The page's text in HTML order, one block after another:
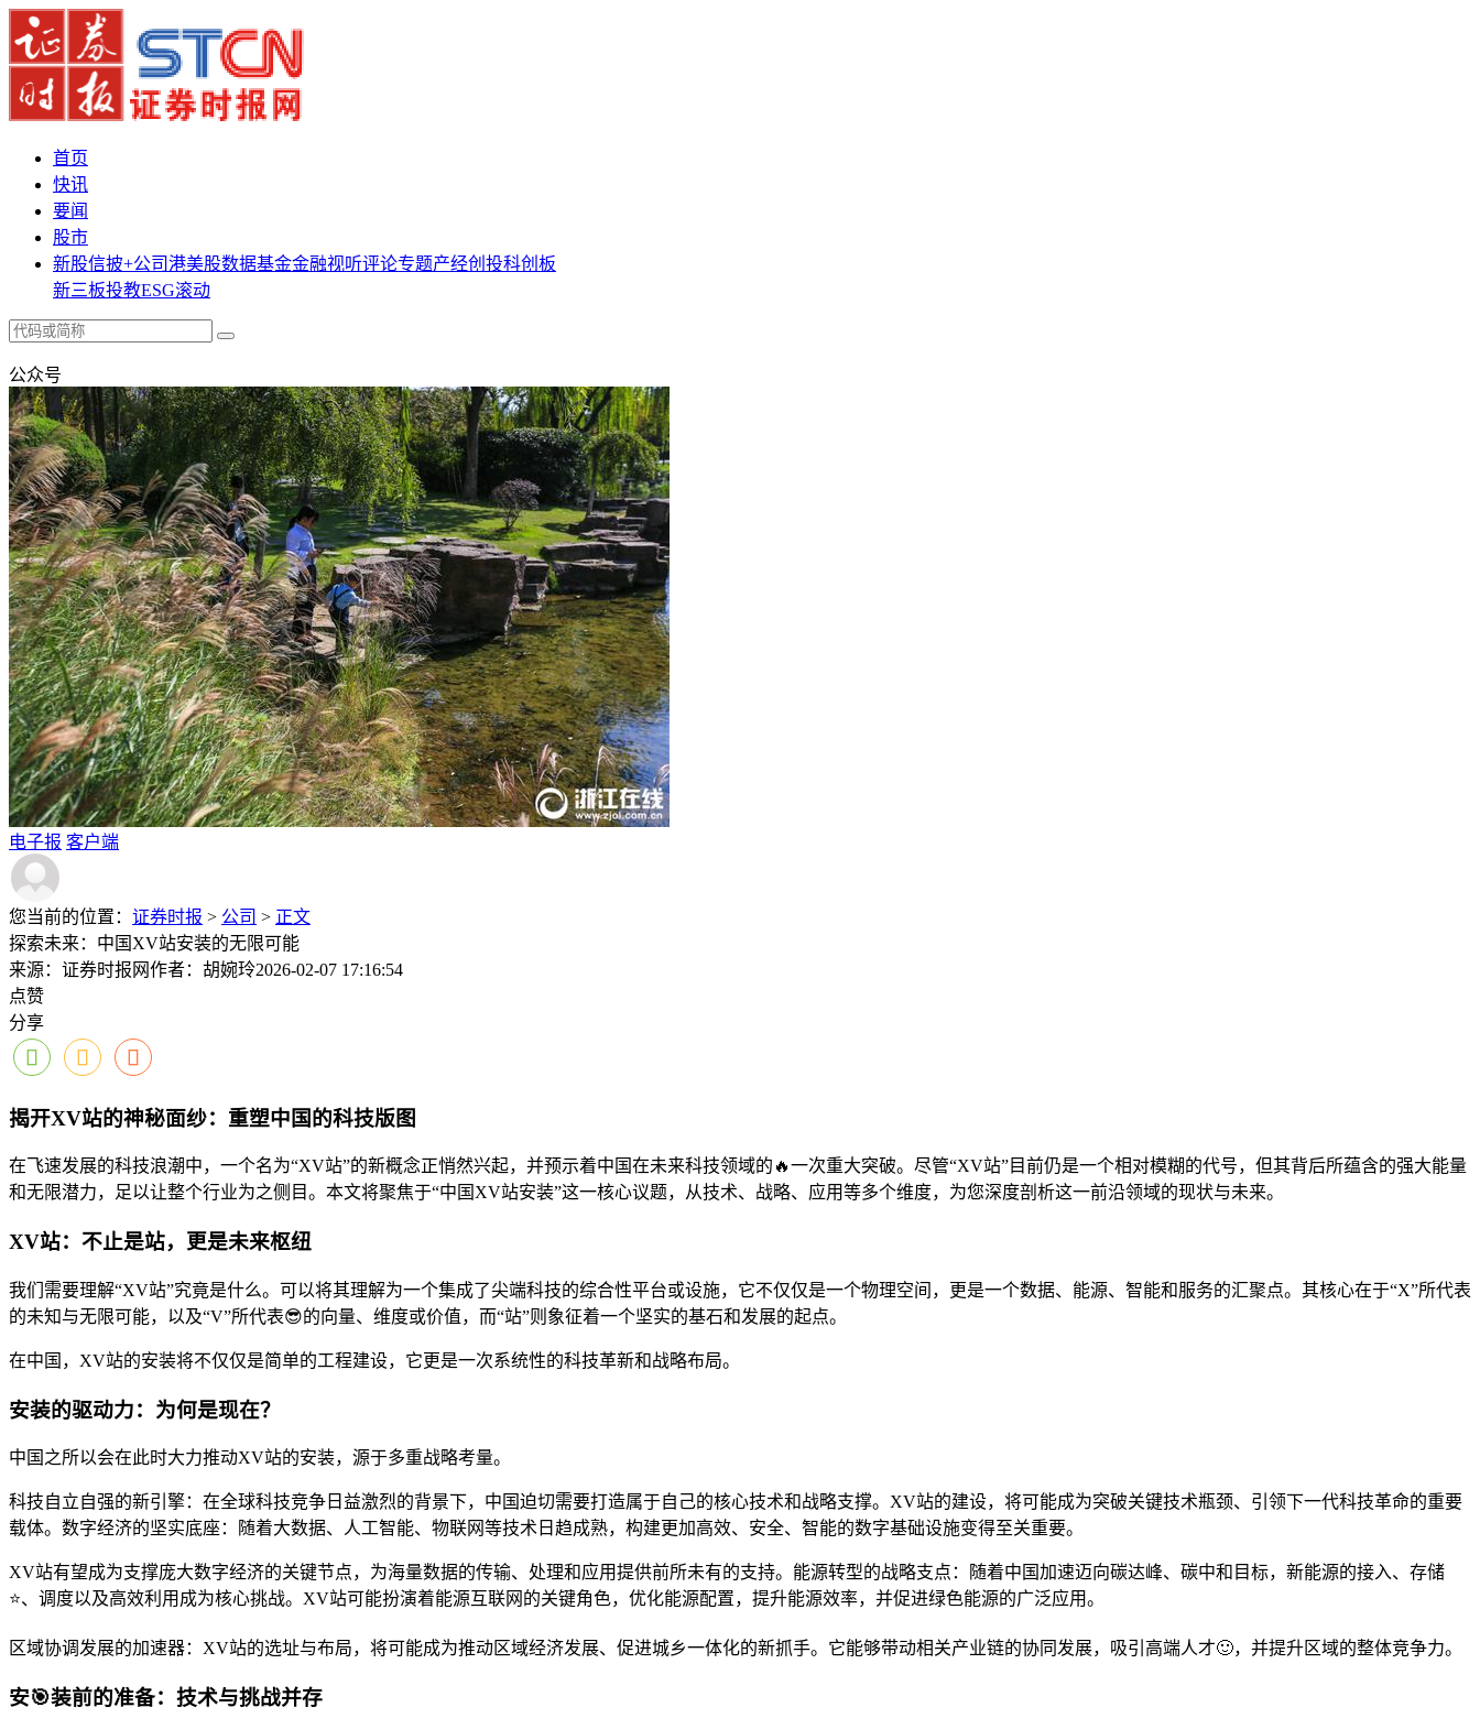
首页
快讯
要闻
股市
新股信披+公司港美股数据基金金融视听评论专题产经创投科创板
新三板投教ESG滚动
公众号
电子报 客户端
您当前的位置： 证券时报 > 公司 > 正文
探索未来：中国XV站安装的无限可能
来源：证券时报网作者：胡婉玲2026-02-07 17:16:54
点赞
分享
揭开XV站的神秘面纱：重塑中国的科技版图
在飞速发展的科技浪潮中，一个名为“XV站”的新概念正悄然兴起，并预示着中国在未来科技领域的🔥一次重大突破。尽管“XV站”目前仍是一个相对模糊的代号，但其背后所蕴含的强大能量
和无限潜力，足以让整个行业为之侧目。本文将聚焦于“中国XV站安装”这一核心议题，从技术、战略、应用等多个维度，为您深度剖析这一前沿领域的现状与未来。
XV站：不止是站，更是未来枢纽
我们需要理解“XV站”究竟是什么。可以将其理解为一个集成了尖端科技的综合性平台或设施，它不仅仅是一个物理空间，更是一个数据、能源、智能和服务的汇聚点。其核心在于“X”所代表
的未知与无限可能，以及“V”所代表😎的向量、维度或价值，而“站”则象征着一个坚实的基石和发展的起点。
在中国，XV站的安装将不仅仅是简单的工程建设，它更是一次系统性的科技革新和战略布局。
安装的驱动力：为何是现在？
中国之所以会在此时大力推动XV站的安装，源于多重战略考量。
科技自立自强的新引擎：在全球科技竞争日益激烈的背景下，中国迫切需要打造属于自己的核心技术和战略支撑。XV站的建设，将可能成为突破关键技术瓶颈、引领下一代科技革命的重要
载体。数字经济的坚实底座：随着大数据、人工智能、物联网等技术日趋成熟，构建更加高效、安全、智能的数字基础设施变得至关重要。
XV站有望成为支撑庞大数字经济的关键节点，为海量数据的传输、处理和应用提供前所未有的支持。能源转型的战略支点：随着中国加速迈向碳达峰、碳中和目标，新能源的接入、存储
⭐、调度以及高效利用成为核心挑战。XV站可能扮演着能源互联网的关键角色，优化能源配置，提升能源效率，并促进绿色能源的广泛应用。
区域协调发展的加速器：XV站的选址与布局，将可能成为推动区域经济发展、促进城乡一体化的新抓手。它能够带动相关产业链的协同发展，吸引高端人才🙂，并提升区域的整体竞争力。
安🎯装前的准备：技术与挑战并存